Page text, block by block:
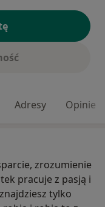
Adresy Opinie
zrozumienie
pracuje z pasją i
tylko